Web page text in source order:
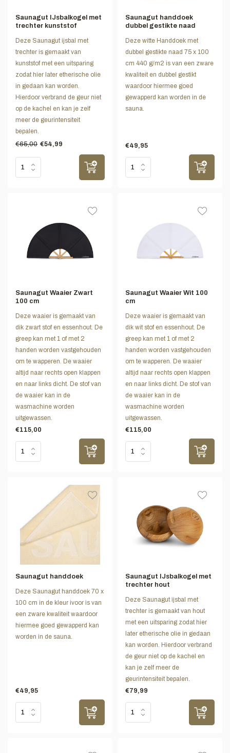
Saunagut IJsbalkogel met
trechter kunststof
Deze Saunagut ijsbal met
trechter is gemaakt van
kunststof met een uitsparing
zodat hier later etherische olie
in gedaan kan worden.
Hierdoor verbrand de geur niet
op de kachel en kan je zelf
meer de geurintensiteit
bepalen.
€65,00 €54,99
Saunagut handdoek
dubbel gestikte naad
Deze witte Handdoek met
dubbel gestikte naad 75 x 100
cm 440 g/m2 is van een zware
kwaliteit en dubbel gestikt
waardoor hiermee goed
gewapperd kan worden in de
sauna.
€49,95
Saunagut Waaier Zwart
100 cm
Deze waaier is gemaakt van
dik zwart stof en essenhout. De
greep kan met 1 of met 2
handen worden vastgehouden
om te wapperen. De waaier
altijd naar rechts open klappen
en naar links dicht. De stof van
de waaier kan in de
wasmachine worden
uitgewassen.
€115,00
Saunagut Waaier Wit 100
cm
Deze waaier is gemaakt van
dik wit stof en essenhout. De
greep kan met 1 of met 2
handen worden vastgehouden
om te wapperen. De waaier
altijd naar rechts open klappen
en naar links dicht. De stof van
de waaier kan in de
wasmachine worden
uitgewassen.
€115,00
Saunagut handdoek
Deze Saunagut handdoek 70 x
100 cm in de kleur ivoor is van
een zware kwaliteit waardoor
hiermee goed gewapperd kan
worden in de sauna.
€49,95
Saunagut IJsbalkogel met
trechter hout
Deze Saunagut ijsbal met
trechter is gemaakt van hout
met een uitsparing zodat hier
later etherische olie in gedaan
kan worden. Hierdoor verbrand
de geur niet op de kachel en
kan je zelf meer de
geurintensiteit bepalen.
€79,99